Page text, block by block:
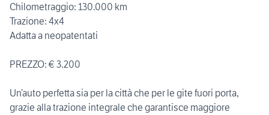
Chilometraggio: 130.000 km
Trazione: 4x4
Adatta a neopatentati
PREZZO: € 3.200
Un’auto perfetta sia per la città che per le gite fuori porta,
grazie alla trazione integrale che garantisce maggiore